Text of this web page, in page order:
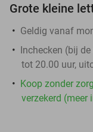
Grote kleine
Geldig vanaf
Inchecken (bij
tot 20.00 uur,
Koop zonder
verzekerd (meer